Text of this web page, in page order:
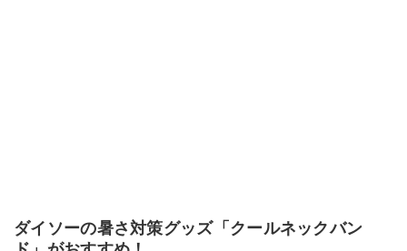
ダイソーの暑さ対策グッズ「クールネックバン